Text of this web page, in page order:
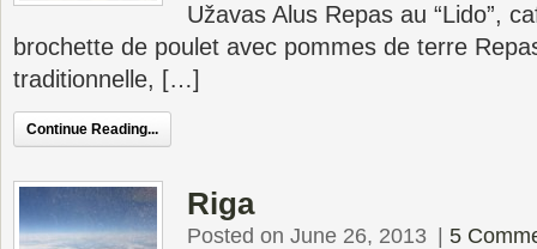
Užavas Alus Repas au “Lido”,
brochette de poulet avec pommes de terre
traditionnelle, […]
Continue Reading...
Riga
Posted on June 26, 2013 5